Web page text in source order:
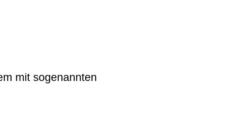
mit sogenannten